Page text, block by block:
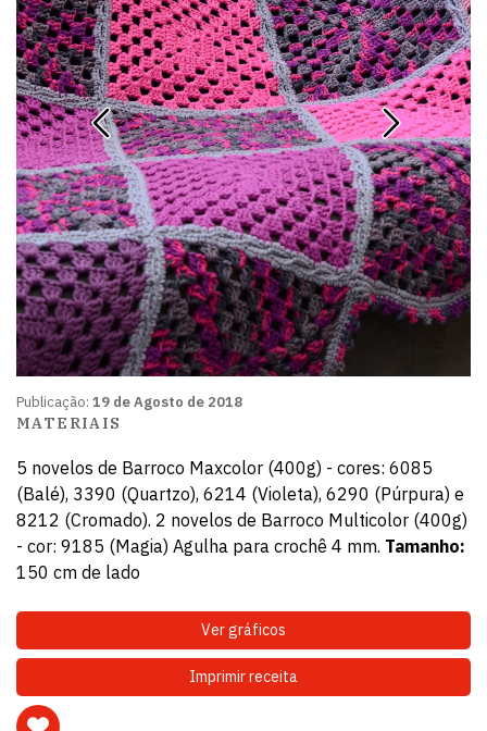
Publicação: 19 de Agosto de 2018
MATERIAIS
5 novelos de Barroco Maxcolor (400g) - cores: 6085
(Balé), 3390 (Quartzo), 6214 (Violeta), 6290 (Púrpura) e
8212 (Cromado). 2 novelos de Barroco Multicolor (400g)
- cor: 9185 (Magia) Agulha para crochê 4 mm. Tamanho:
150 cm de lado
Ver gráficos
Imprimir receita